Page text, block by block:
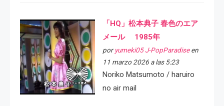
「HQ」松本典子 春色のエア
メール 1985年
por yumeki05 J-PopParadiseen
11 marzo 2026 a las 5:23
Noriko Matsumoto / haruiro
no air mail